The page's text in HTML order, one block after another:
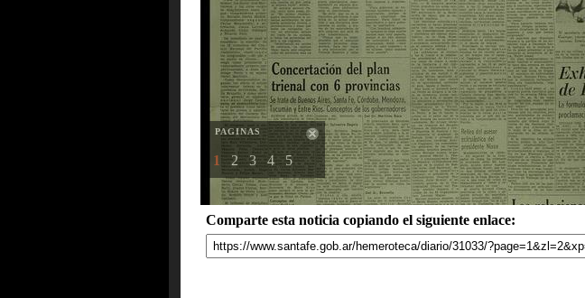
PAGINAS
1 2 3 4 5
Comparte esta noticia copiando el siguiente enlace: